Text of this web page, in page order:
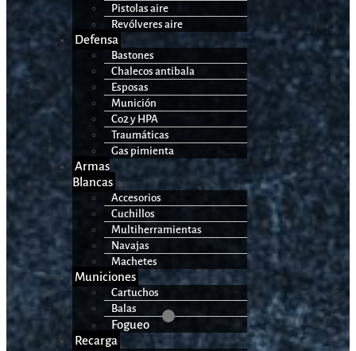
Pistolas aire
Revólveres aire
Defensa
Bastones
Chalecos antibala
Esposas
Munición
Co2 y HPA
Traumáticas
Gas pimienta
Armas
Blancas
Accesorios
Cuchillos
Multiherramientas
Navajas
Machetes
Municiones
Cartuchos
Balas
Fogueo
Recarga